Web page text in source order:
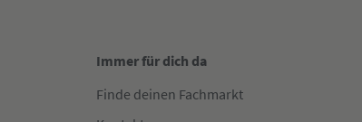
Immer für dich da
Finde deinen Fachmarkt